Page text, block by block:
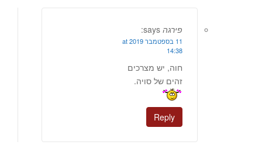
פירגה says:
11 בספטמבר 2019 at
14:38
חוה, יש מצרכים
זהים של סויה.
Reply